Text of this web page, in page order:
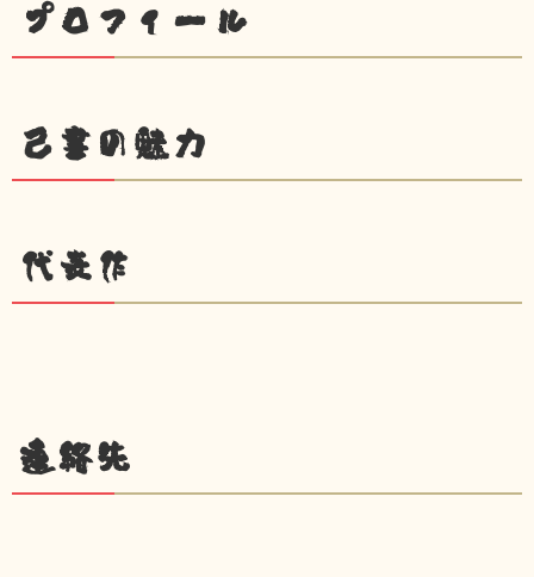
プロフィール
己書の魅力
代表作
連絡先